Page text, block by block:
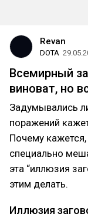
Revan
DOTA
Всемирный
виноват, но
Задумывались
поражений
Почему
специально
эта “иллюзия
этим делать.
Иллюзия